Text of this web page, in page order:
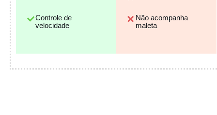
Controle de
velocidade
Não acompanha
maleta